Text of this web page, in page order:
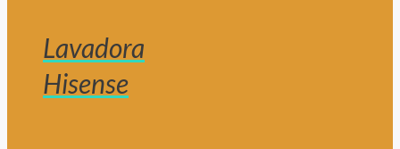
Lavadora
Hisense